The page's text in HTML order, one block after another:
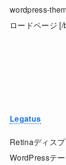
wordpress-
ロードページ
Legatus
Retinaディス
WordPressテ